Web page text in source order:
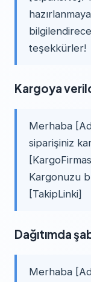
teşekkürler!
Kargoya
Merhaba
siparişiniz
Kargonuzu
[TakipLinki]
Dağıtımda
Merhaba